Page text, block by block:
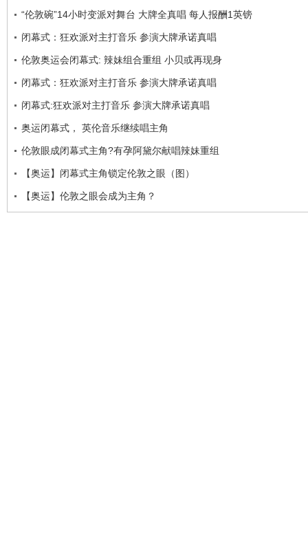
“伦敦碗”14小时变派对舞台 大牌全真唱 每人报酬1英镑
闭幕式：狂欢派对主打音乐 参演大牌承诺真唱
伦敦奥运会闭幕式: 辣妹组合重组 小贝或再现身
闭幕式：狂欢派对主打音乐 参演大牌承诺真唱
闭幕式:狂欢派对主打音乐 参演大牌承诺真唱
奥运闭幕式， 英伦音乐继续唱主角
伦敦眼成闭幕式主角?有孕阿黛尔献唱辣妹重组
【奥运】闭幕式主角锁定伦敦之眼（图）
【奥运】伦敦之眼会成为主角？